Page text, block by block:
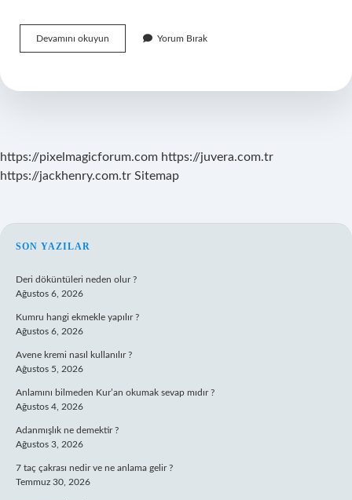
Devamını okuyun
Mermer
Yapıştırılır
Yorum Bırak
https://pixelmagicforum.com https://juvera.com.tr
https://jackhenry.com.tr Sitemap
SIDEBAR
SON YAZILAR
Deri döküntüleri neden olur ?
Ağustos 6, 2026
Kumru hangi ekmekle yapılır ?
Ağustos 6, 2026
Avene kremi nasıl kullanılır ?
Ağustos 5, 2026
Anlamını bilmeden Kur’an okumak sevap mıdır ?
Ağustos 4, 2026
Adanmışlık ne demektir ?
Ağustos 3, 2026
7 taç çakrası nedir ve ne anlama gelir ?
Temmuz 30, 2026